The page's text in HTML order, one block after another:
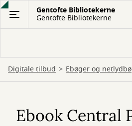
Gå
hovedindhold
Gentofte Bibliotekerne
Gentofte Bibliotekerne
Digitale tilbud Ebøger og
Central
Ebook Central